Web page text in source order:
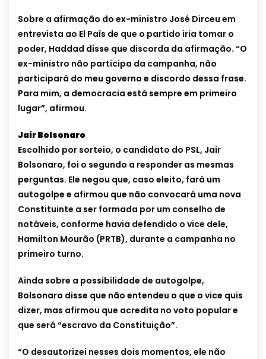
Sobre a afirmação do ex-ministro José Dirceu em
entrevista ao El País de que o partido iria tomar o
poder, Haddad disse que discorda da afirmação. “O
ex-ministro não participa da campanha, não
participará do meu governo e discordo dessa frase.
Para mim, a democracia está sempre em primeiro
lugar”, afirmou.
Jair Bolsonaro
Escolhido por sorteio, o candidato do PSL, Jair
Bolsonaro, foi o segundo a responder as mesmas
perguntas. Ele negou que, caso eleito, fará um
autogolpe e afirmou que não convocará uma nova
Constituinte a ser formada por um conselho de
notáveis, conforme havia defendido o vice dele,
Hamilton Mourão (PRTB), durante a campanha no
primeiro turno.
Ainda sobre a possibilidade de autogolpe,
Bolsonaro disse que não entendeu o que o vice quis
dizer, mas afirmou que acredita no voto popular e
que será “escravo da Constituição”.
“O desautorizei nesses dois momentos, ele não